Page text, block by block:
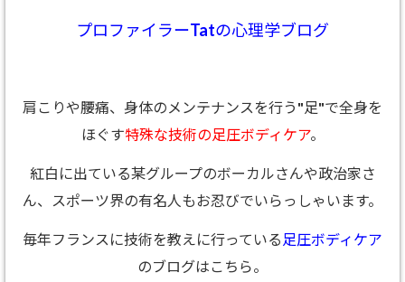
プロファイラーTatの心理学ブログ
肩こりや腰痛、身体のメンテナンスを行う"足"で全身を
ほぐす特殊な技術の足圧ボディケア。
紅白に出ている某グループのボーカルさんや政治家さ
ん、スポーツ界の有名人もお忍びでいらっしゃいます。
毎年フランスに技術を教えに行っている 足圧ボディケア
のブログはこちら。